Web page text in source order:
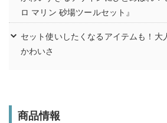
ロ マリン 砂場ツールセット』
セット使いしたくなるアイテムも！大
かわいさ
商品情報